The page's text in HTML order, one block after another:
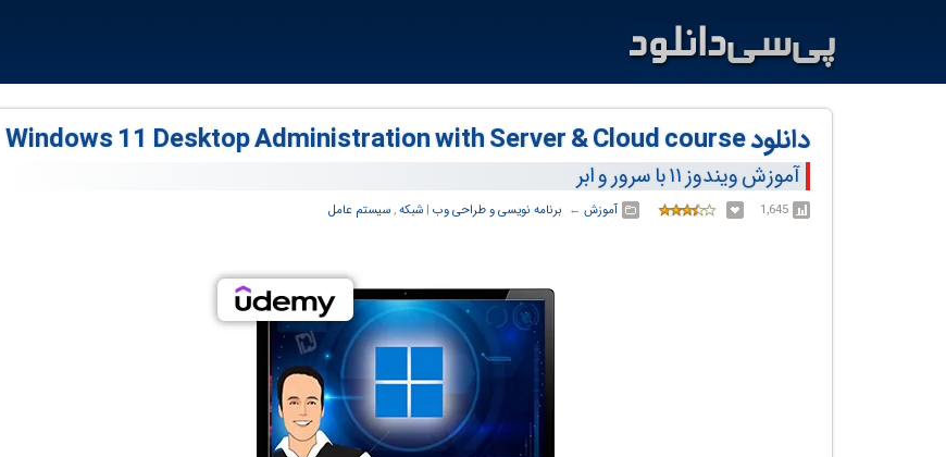
دانلود Windows 11 Desktop Administration with Server & Cloud course
آموزش ویندوز ۱۱ با سرور و ابر
1,645 آموزش ← ‏ برنامه نویسی و طراحی وب ‏| شبکه,سیستم عامل